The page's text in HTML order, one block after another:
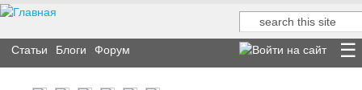
Форма поиска
Поиск
Статьи Блоги Форум